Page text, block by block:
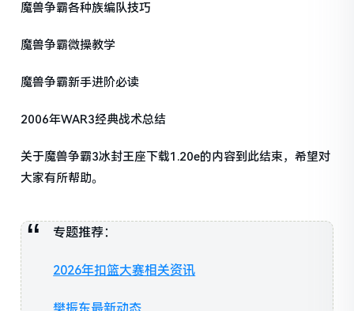
魔兽争霸各种族编队技巧
魔兽争霸微操教学
魔兽争霸新手进阶必读
2006年WAR3经典战术总结
关于魔兽争霸3冰封王座下载1.20e的内容到此结束，希望对
大家有所帮助。
专题推荐：
2026年扣篮大赛相关资讯